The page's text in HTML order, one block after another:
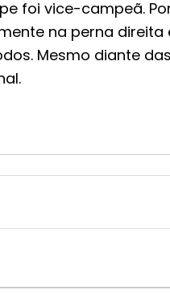
foi vice-campeã.
na perna direita
Mesmo diante